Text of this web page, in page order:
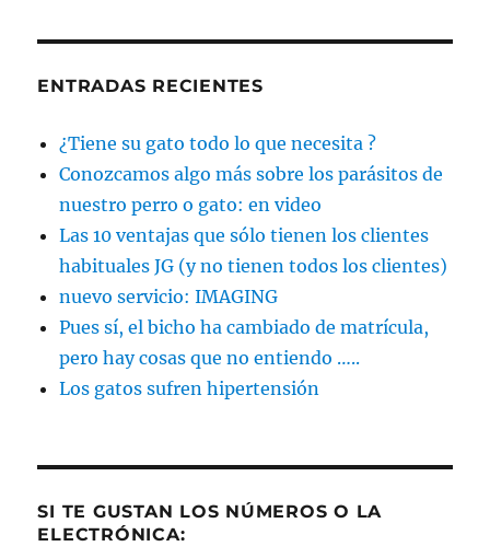
ENTRADAS RECIENTES
¿Tiene su gato todo lo que necesita ?
Conozcamos algo más sobre los parásitos de
nuestro perro o gato: en video
Las 10 ventajas que sólo tienen los clientes
habituales JG (y no tienen todos los clientes)
nuevo servicio: IMAGING
Pues sí, el bicho ha cambiado de matrícula,
pero hay cosas que no entiendo …..
Los gatos sufren hipertensión
SI TE GUSTAN LOS NÚMEROS O LA
ELECTRÓNICA: